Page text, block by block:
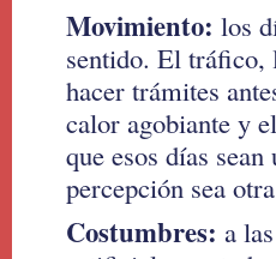
Movimiento: los
sentido. El tráfico,
hacer trámites
calor agobiante y
que esos días
percepción sea
Costumbres: a